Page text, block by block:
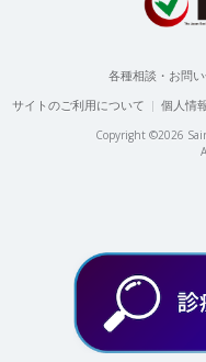
各種相談・お問
サイトのご利用について | 個人情
Copyright ©2026